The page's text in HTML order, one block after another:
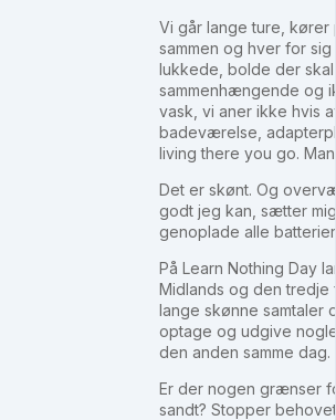
Vi går lange ture,
sammen og hver for
lukkede, bolde der
sammenhængende og
vask, vi aner ikke hvis
badeværelse,
living there you go.
Det er skønt. Og
godt jeg kan, sætter
genoplade alle
På Learn Nothing Day
Midlands og den tredje
lange skønne samtaler
optage og udgive
den anden samme
Er der nogen grænser
sandt? Stopper